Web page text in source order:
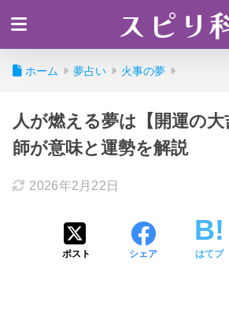
スピリ
ホーム 夢占い 火事の夢
人が燃える夢は【開運の
師が意味と運勢を解説
2026年2月22日
ポスト シェア はてブ